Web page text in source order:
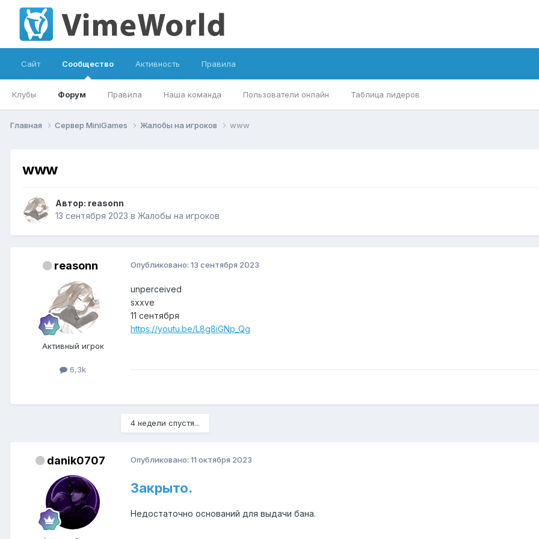
Сайт Сообщество
Клубы Форум Правила Наша команда Пользователи онлайн Таблица лидеров
Активность Правила
Главная Сервер MiniGames Жалобы на игроков www
www
Автор: reasonn
13 сентября 2023 в Жалобы на игроков
reasonn
Активный игрок
6,3k
Опубликовано: 13 сентября 2023
unperceived
sxxve
11 сентября
https://youtu.be/L8g8iGNp_Qg
4 недели спустя...
danik0707 Опубликовано: 11 октября 2023
Закрыто.
Недоcтаточно оcнований для выдачи бана.